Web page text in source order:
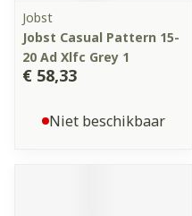
Jobst
Jobst Casual Pattern 15-
20 Ad Xlfc Grey 1
€ 58,33
Niet beschikbaar